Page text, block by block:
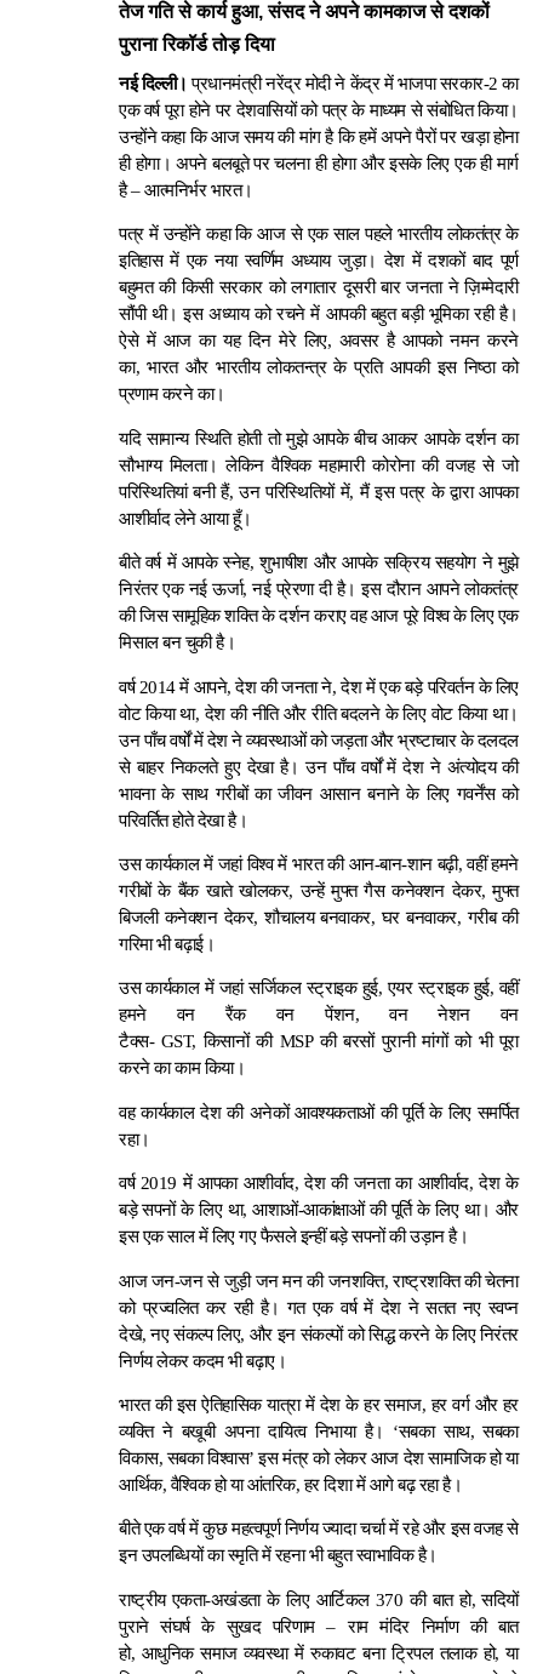
तेज गति से कार्य हुआ, संसद ने अपने कामकाज से दशकों
पुराना रिकॉर्ड तोड़ दिया
नई दिल्ली। प्रधानमंत्री नरेंद्र मोदी ने केंद्र में भाजपा सरकार-2 का
एक वर्ष पूरा होने पर देशवासियों को पत्र के माध्यम से संबोधित किया।
उन्होंने कहा कि आज समय की मांग है कि हमें अपने पैरों पर खड़ा होना
ही होगा। अपने बलबूते पर चलना ही होगा और इसके लिए एक ही मार्ग
है – आत्मनिर्भर भारत।
पत्र में उन्होंने कहा कि आज से एक साल पहले भारतीय लोकतंत्र के
इतिहास में एक नया स्वर्णिम अध्याय जुड़ा। देश में दशकों बाद पूर्ण
बहुमत की किसी सरकार को लगातार दूसरी बार जनता ने ज़िम्मेदारी
सौंपी थी। इस अध्याय को रचने में आपकी बहुत बड़ी भूमिका रही है।
ऐसे में आज का यह दिन मेरे लिए, अवसर है आपको नमन करने
का, भारत और भारतीय लोकतन्त्र के प्रति आपकी इस निष्ठा को
प्रणाम करने का।
यदि सामान्य स्थिति होती तो मुझे आपके बीच आकर आपके दर्शन का
सौभाग्य मिलता। लेकिन वैश्विक महामारी कोरोना की वजह से जो
परिस्थितियां बनी हैं, उन परिस्थितियों में, मैं इस पत्र के द्वारा आपका
आशीर्वाद लेने आया हूँ।
बीते वर्ष में आपके स्नेह, शुभाषीश और आपके सक्रिय सहयोग ने मुझे
निरंतर एक नई ऊर्जा, नई प्रेरणा दी है। इस दौरान आपने लोकतंत्र
की जिस सामूहिक शक्ति के दर्शन कराए वह आज पूरे विश्व के लिए एक
मिसाल बन चुकी है।
वर्ष 2014 में आपने, देश की जनता ने, देश में एक बड़े परिवर्तन के लिए
वोट किया था, देश की नीति और रीति बदलने के लिए वोट किया था।
उन पाँच वर्षों में देश ने व्यवस्थाओं को जड़ता और भ्रष्टाचार के दलदल
से बाहर निकलते हुए देखा है। उन पाँच वर्षों में देश ने अंत्योदय की
भावना के साथ गरीबों का जीवन आसान बनाने के लिए गवर्नेंस को
परिवर्तित होते देखा है।
उस कार्यकाल में जहां विश्व में भारत की आन-बान-शान बढ़ी, वहीं हमने
गरीबों के बैंक खाते खोलकर, उन्हें मुफ्त गैस कनेक्शन देकर, मुफ्त
बिजली कनेक्शन देकर, शौचालय बनवाकर, घर बनवाकर, गरीब की
गरिमा भी बढ़ाई।
उस कार्यकाल में जहां सर्जिकल स्ट्राइक हुई, एयर स्ट्राइक हुई, वहीं
हमने वन रैंक वन पेंशन, वन नेशन वन
टैक्स- GST, किसानों की MSP की बरसों पुरानी मांगों को भी पूरा
करने का काम किया।
वह कार्यकाल देश की अनेकों आवश्यकताओं की पूर्ति के लिए समर्पित
रहा।
वर्ष 2019 में आपका आशीर्वाद, देश की जनता का आशीर्वाद, देश के
बड़े सपनों के लिए था, आशाओं-आकांक्षाओं की पूर्ति के लिए था। और
इस एक साल में लिए गए फैसले इन्हीं बड़े सपनों की उड़ान है।
आज जन-जन से जुड़ी जन मन की जनशक्ति, राष्ट्रशक्ति की चेतना
को प्रज्वलित कर रही है। गत एक वर्ष में देश ने सतत नए स्वप्न
देखे, नए संकल्प लिए, और इन संकल्पों को सिद्ध करने के लिए निरंतर
निर्णय लेकर कदम भी बढ़ाए।
भारत की इस ऐतिहासिक यात्रा में देश के हर समाज, हर वर्ग और हर
व्यक्ति ने बखूबी अपना दायित्व निभाया है। ‘सबका साथ, सबका
विकास, सबका विश्वास’ इस मंत्र को लेकर आज देश सामाजिक हो या
आर्थिक, वैश्विक हो या आंतरिक, हर दिशा में आगे बढ़ रहा है।
बीते एक वर्ष में कुछ महत्वपूर्ण निर्णय ज्यादा चर्चा में रहे और इस वजह से
इन उपलब्धियों का स्मृति में रहना भी बहुत स्वाभाविक है।
राष्ट्रीय एकता-अखंडता के लिए आर्टिकल 370 की बात हो, सदियों
पुराने संघर्ष के सुखद परिणाम – राम मंदिर निर्माण की बात
हो, आधुनिक समाज व्यवस्था में रुकावट बना ट्रिपल तलाक हो, या